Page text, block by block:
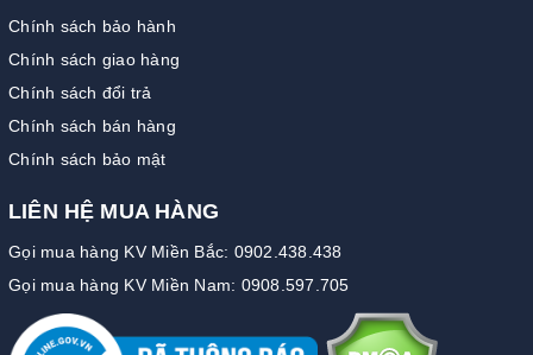
Chính sách bảo hành
Chính sách giao hàng
Chính sách đổi trả
Chính sách bán hàng
Chính sách bảo mật
LIÊN HỆ MUA HÀNG
Gọi mua hàng KV Miền Bắc: 0902.438.438
Gọi mua hàng KV Miền Nam: 0908.597.705